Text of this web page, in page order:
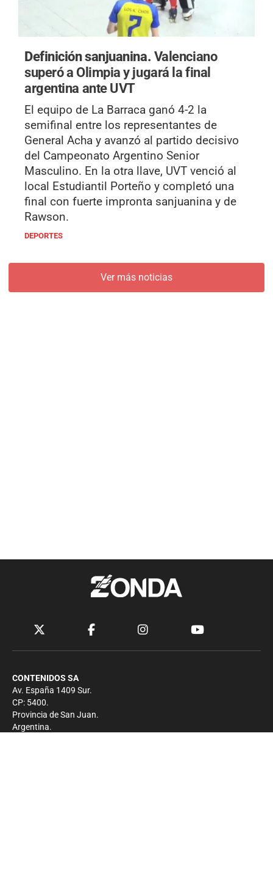
Definición sanjuanina. Valenciano
superó a Olimpia y jugará la final
argentina ante UVT
El equipo de La Barraca ganó 4-2 la
semifinal entre los representantes de
General Acha y avanzó al partido decisivo
del Campeonato Argentino Senior
Masculino. En la otra llave, UVT venció al
local Estudiantil Porteño y completó una
final con fuerte impronta sanjuanina y de
Rawson.
DEPORTES
Ver más noticias
CONTENIDOS SA
Av. España 1409 Sur.
CP: 5400.
Provincia de San Juan.
Argentina.